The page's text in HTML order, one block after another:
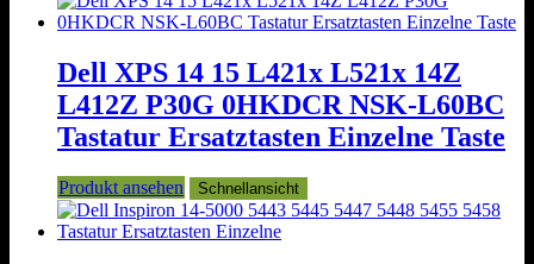
Dell XPS 14 15 L421x L521x 14Z
L412Z P30G 0HKDCR NSK-L60BC
Tastatur Ersatztasten Einzelne Taste
Produkt ansehen Schnellansicht